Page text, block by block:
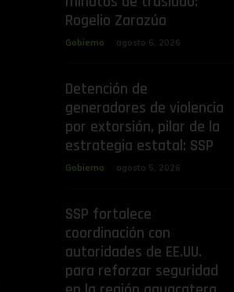
Rogelio Zarazúa
Gobierno agosto 6, 2026
Detención de
generadores de violencia
por extorsión, pilar de la
estrategia estatal: SSP
Gobierno agosto 5, 2026
SSP fortalece
coordinación con
autoridades de EE.UU.
para reforzar seguridad